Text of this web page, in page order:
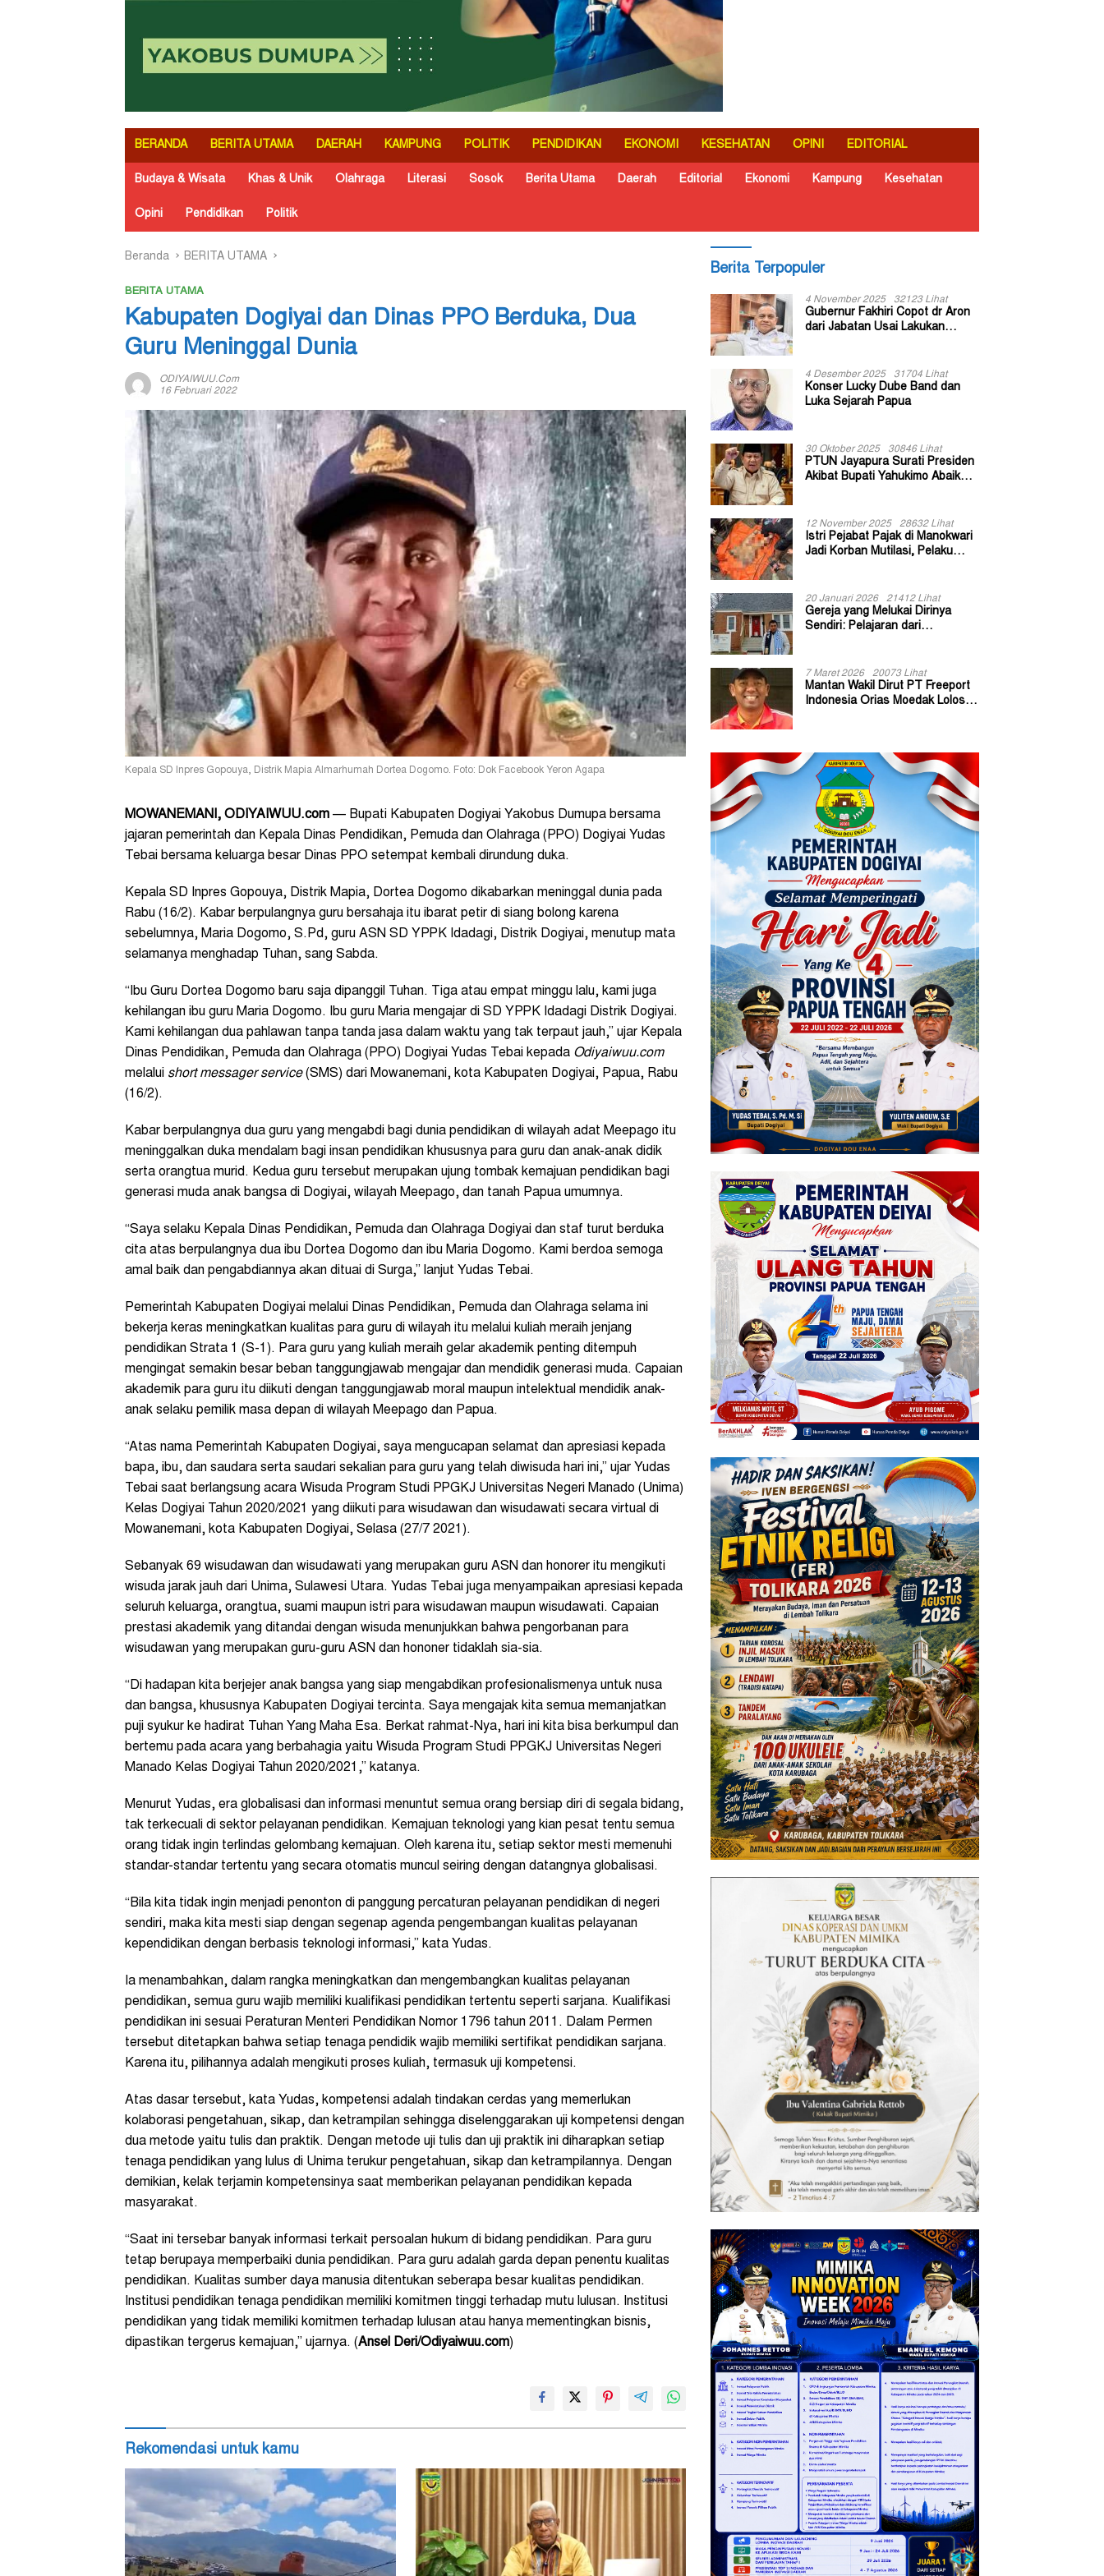
BERANDA BERITA UTAMA DAERAH KAMPUNG POLITIK PENDIDIKAN EKONOMI KESEHATAN OPINI EDITORIAL
Budaya & Wisata Khas & Unik Olahraga Literasi Sosok Berita Utama Daerah Editorial Ekonomi Kampung Kesehatan
Opini Pendidikan Politik
Beranda BERITA UTAMA
BERITA UTAMA
Kabupaten Dogiyai dan Dinas PPO Berduka, Dua
Guru Meninggal Dunia
ODIYAIWUU.com
16 Februari 2022
Kepala SD Inpres Gopouya, Distrik Mapia Almarhumah Dortea Dogomo. Foto: Dok Facebook Yeron Agapa
MOWANEMANI, ODIYAIWUU.com — Bupati Kabupaten Dogiyai Yakobus Dumupa bersama
jajaran pemerintah dan Kepala Dinas Pendidikan, Pemuda dan Olahraga (PPO) Dogiyai Yudas
Tebai bersama keluarga besar Dinas PPO setempat kembali dirundung duka.
Kepala SD Inpres Gopouya, Distrik Mapia, Dortea Dogomo dikabarkan meninggal dunia pada
Rabu (16/2). Kabar berpulangnya guru bersahaja itu ibarat petir di siang bolong karena
sebelumnya, Maria Dogomo, S.Pd, guru ASN SD YPPK Idadagi, Distrik Dogiyai, menutup mata
selamanya menghadap Tuhan, sang Sabda.
“Ibu Guru Dortea Dogomo baru saja dipanggil Tuhan. Tiga atau empat minggu lalu, kami juga
kehilangan ibu guru Maria Dogomo. Ibu guru Maria mengajar di SD YPPK Idadagi Distrik Dogiyai.
Kami kehilangan dua pahlawan tanpa tanda jasa dalam waktu yang tak terpaut jauh,” ujar Kepala
Dinas Pendidikan, Pemuda dan Olahraga (PPO) Dogiyai Yudas Tebai kepada Odiyaiwuu.com
melalui short messager service(SMS) dari Mowanemani, kota Kabupaten Dogiyai, Papua, Rabu
(16/2).
Kabar berpulangnya dua guru yang mengabdi bagi dunia pendidikan di wilayah adat Meepago itu
meninggalkan duka mendalam bagi insan pendidikan khususnya para guru dan anak-anak didik
serta orangtua murid. Kedua guru tersebut merupakan ujung tombak kemajuan pendidikan bagi
generasi muda anak bangsa di Dogiyai, wilayah Meepago, dan tanah Papua umumnya.
“Saya selaku Kepala Dinas Pendidikan, Pemuda dan Olahraga Dogiyai dan staf turut berduka
cita atas berpulangnya dua ibu Dortea Dogomo dan ibu Maria Dogomo. Kami berdoa semoga
amal baik dan pengabdiannya akan dituai di Surga,” lanjut Yudas Tebai.
Pemerintah Kabupaten Dogiyai melalui Dinas Pendidikan, Pemuda dan Olahraga selama ini
bekerja keras meningkatkan kualitas para guru di wilayah itu melalui kuliah meraih jenjang
pendidikan Strata 1 (S-1). Para guru yang kuliah meraih gelar akademik penting ditempuh
mengingat semakin besar beban tanggungjawab mengajar dan mendidik generasi muda. Capaian
akademik para guru itu diikuti dengan tanggungjawab moral maupun intelektual mendidik anak-
anak selaku pemilik masa depan di wilayah Meepago dan Papua.
“Atas nama Pemerintah Kabupaten Dogiyai, saya mengucapan selamat dan apresiasi kepada
bapa, ibu, dan saudara serta saudari sekalian para guru yang telah diwisuda hari ini,” ujar Yudas
Tebai saat berlangsung acara Wisuda Program Studi PPGKJ Universitas Negeri Manado (Unima)
Kelas Dogiyai Tahun 2020/2021 yang diikuti para wisudawan dan wisudawati secara virtual di
Mowanemani, kota Kabupaten Dogiyai, Selasa (27/7 2021).
Sebanyak 69 wisudawan dan wisudawati yang merupakan guru ASN dan honorer itu mengikuti
wisuda jarak jauh dari Unima, Sulawesi Utara. Yudas Tebai juga menyampaikan apresiasi kepada
seluruh keluarga, orangtua, suami maupun istri para wisudawan maupun wisudawati. Capaian
prestasi akademik yang ditandai dengan wisuda menunjukkan bahwa pengorbanan para
wisudawan yang merupakan guru-guru ASN dan hononer tidaklah sia-sia.
“Di hadapan kita berjejer anak bangsa yang siap mengabdikan profesionalismenya untuk nusa
dan bangsa, khususnya Kabupaten Dogiyai tercinta. Saya mengajak kita semua memanjatkan
puji syukur ke hadirat Tuhan Yang Maha Esa. Berkat rahmat-Nya, hari ini kita bisa berkumpul dan
bertemu pada acara yang berbahagia yaitu Wisuda Program Studi PPGKJ Universitas Negeri
Manado Kelas Dogiyai Tahun 2020/2021,” katanya.
Menurut Yudas, era globalisasi dan informasi menuntut semua orang bersiap diri di segala bidang,
tak terkecuali di sektor pelayanan pendidikan. Kemajuan teknologi yang kian pesat tentu semua
orang tidak ingin terlindas gelombang kemajuan. Oleh karena itu, setiap sektor mesti memenuhi
standar-standar tertentu yang secara otomatis muncul seiring dengan datangnya globalisasi.
“Bila kita tidak ingin menjadi penonton di panggung percaturan pelayanan pendidikan di negeri
sendiri, maka kita mesti siap dengan segenap agenda pengembangan kualitas pelayanan
kependidikan dengan berbasis teknologi informasi,” kata Yudas.
Ia menambahkan, dalam rangka meningkatkan dan mengembangkan kualitas pelayanan
pendidikan, semua guru wajib memiliki kualifikasi pendidikan tertentu seperti sarjana. Kualifikasi
pendidikan ini sesuai Peraturan Menteri Pendidikan Nomor 1796 tahun 2011. Dalam Permen
tersebut ditetapkan bahwa setiap tenaga pendidik wajib memiliki sertifikat pendidikan sarjana.
Karena itu, pilihannya adalah mengikuti proses kuliah, termasuk uji kompetensi.
Atas dasar tersebut, kata Yudas, kompetensi adalah tindakan cerdas yang memerlukan
kolaborasi pengetahuan, sikap, dan ketrampilan sehingga diselenggarakan uji kompetensi dengan
dua metode yaitu tulis dan praktik. Dengan metode uji tulis dan uji praktik ini diharapkan setiap
tenaga pendidikan yang lulus di Unima terukur pengetahuan, sikap dan ketrampilannya. Dengan
demikian, kelak terjamin kompetensinya saat memberikan pelayanan pendidikan kepada
masyarakat.
“Saat ini tersebar banyak informasi terkait persoalan hukum di bidang pendidikan. Para guru
tetap berupaya memperbaiki dunia pendidikan. Para guru adalah garda depan penentu kualitas
pendidikan. Kualitas sumber daya manusia ditentukan seberapa besar kualitas pendidikan.
Institusi pendidikan tenaga pendidikan memiliki komitmen tinggi terhadap mutu lulusan. Institusi
pendidikan yang tidak memiliki komitmen terhadap lulusan atau hanya mementingkan bisnis,
dipastikan tergerus kemajuan,” ujarnya. (Ansel Deri/Odiyaiwuu.com)
Rekomendasi untuk kamu
Berita Terpopuler
4 November 2025 32123 Lihat
Gubernur Fakhiri Copot dr Aron
dari Jabatan Usai Lakukan
4 Desember 2025 31704 Lihat
Konser Lucky Dube Band dan
Luka Sejarah Papua
30 Oktober 2025 30846 Lihat
PTUN Jayapura Surati Presiden
Akibat Bupati Yahukimo Abaikan
12 November 2025 28632 Lihat
Istri Pejabat Pajak di Manokwari
Jadi Korban Mutilasi, Pelaku
20 Januari 2026 21412 Lihat
Gereja yang Melukai Dirinya
Sendiri: Pelajaran dari
7 Maret 2026 20073 Lihat
Mantan Wakil Dirut PT Freeport
Indonesia Orias Moedak Lolos